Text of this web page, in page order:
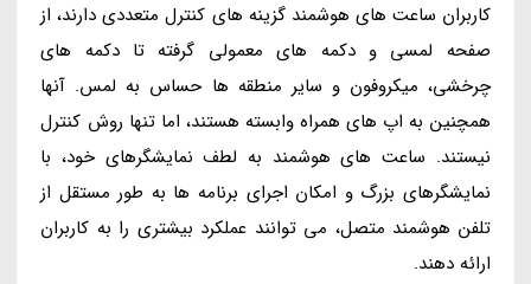
کاربران ساعت های هوشمند گزینه های کنترل متعددی دارند، از
صفحه لمسی و دکمه های معمولی گرفته تا دکمه های
چرخشی، میکروفون و سایر منطقه ها حساس به لمس. آنها
همچنین به اپ های همراه وابسته هستند، اما تنها روش کنترل
نیستند. ساعت های هوشمند به لطف نمایشگرهای خود، با
نمایشگرهای بزرگ و امکان اجرای برنامه ها به طور مستقل از
تلفن هوشمند متصل، می توانند عملکرد بیشتری را به کاربران
ارائه دهند.